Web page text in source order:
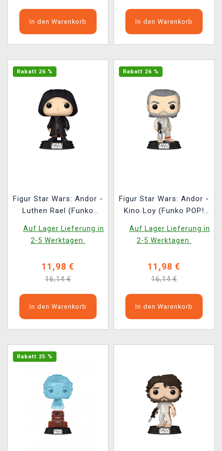
In den Warenkorb In den Warenkorb
Rabatt 26 %
Figur Star Wars: Andor -
Luthen Rael (Funko
Auf Lager Lieferung in
2-5 Werktagen.
11,98 €
16,14 €
In den Warenkorb
Rabatt 26 %
Figur Star Wars: Andor -
Kino Loy (Funko POP!
Auf Lager Lieferung in
2-5 Werktagen.
11,98 €
16,14 €
In den Warenkorb
Rabatt 25 %